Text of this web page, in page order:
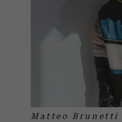
Matteo Brunetti